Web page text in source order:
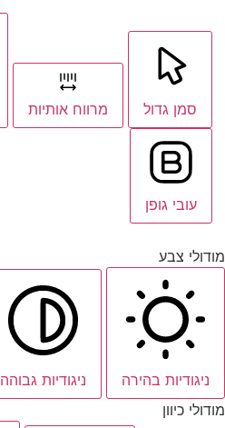
סמן גדול מרווח אותיות
עובי גופן
מודולי צבע
ניגודיות בהירה ניגודיות גבוהה
מודולי כיוון